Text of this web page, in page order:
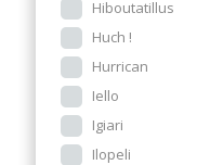
Hiboutatillus
Huch !
Hurrican
Iello
Igiari
Ilopeli